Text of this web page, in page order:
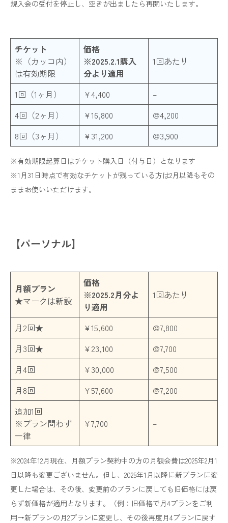
規入会の受付を停止し、空きが出ましたら再開いたします。
チケット
※（カッコ内）
は有効期限
価格
※2025.2.1購入
分より適用
1回あたり
1回（1ヶ月） ¥4,400
–
4回（2ヶ月）
¥16,800
@4,200
8回（3ヶ月）
¥31,200 @3,900
※有効期限起算日はチケット購入日（付与日）となります
※1月31日時点で有効なチケットが残っている方は2月以降もその
ままお使いいただけます。
【パーソナル】
月額プラン
★マークは新設
価格
※2025.2月分よ
り適用
1回あたり
月2回★ ¥15,600
@7,800
月3回★
¥23,100
@7,700
月4回
¥30,000
@7,500
月8回
¥57,600
@7,200
追加1回
※プラン問わず
一律
¥7,700 –
※2024年12月現在、月額プラン契約中の方の月額会費は2025年2月1
日以降も変更ございません。但し、2025年1月以降に新プランに変
更した場合は、その後、変更前のプランに戻しても旧価格には戻
らず新価格が適用となります。（例：旧価格で月4プランをご利
用→新プランの月2プランに変更し、その後再度月4プランに戻す